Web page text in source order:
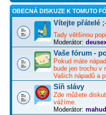
OBECNÁ DISKUZE K TOMUTO
Vítejte přátelé
Tady většinou
Moderátor:
Vaše fórum -
Pokud máte
bude jen trochu v
Vašich nápadů a
Síň slávy
Zde můžete
vážíme.
Moderátor: mahud